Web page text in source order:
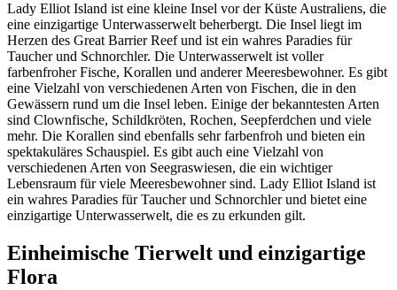
Lady Elliot Island ist eine kleine Insel vor der Küste Australiens, die
eine einzigartige Unterwasserwelt beherbergt. Die Insel liegt im
Herzen des Great Barrier Reef und ist ein wahres Paradies für
Taucher und Schnorchler. Die Unterwasserwelt ist voller
farbenfroher Fische, Korallen und anderer Meeresbewohner. Es gibt
eine Vielzahl von verschiedenen Arten von Fischen, die in den
Gewässern rund um die Insel leben. Einige der bekanntesten Arten
sind Clownfische, Schildkröten, Rochen, Seepferdchen und viele
mehr. Die Korallen sind ebenfalls sehr farbenfroh und bieten ein
spektakuläres Schauspiel. Es gibt auch eine Vielzahl von
verschiedenen Arten von Seegraswiesen, die ein wichtiger
Lebensraum für viele Meeresbewohner sind. Lady Elliot Island ist
ein wahres Paradies für Taucher und Schnorchler und bietet eine
einzigartige Unterwasserwelt, die es zu erkunden gilt.
Einheimische Tierwelt und einzigartige
Flora